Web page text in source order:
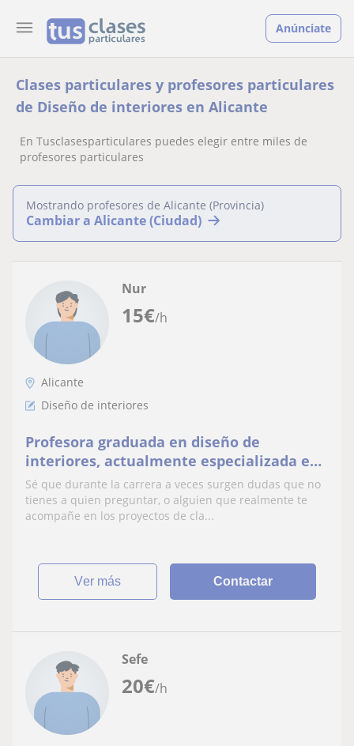
Anúnciate
Clases particulares y profesores particulares
de Diseño de interiores en Alicante
En Tusclasesparticulares puedes elegir entre miles de
profesores particulares
Mostrando profesores de Alicante (Provincia)
Cambiar a Alicante (Ciudad)
15€/h
Nur
Alicante
Diseño de interiores
Profesora graduada en diseño de
interiores, actualmente especializada en
diseño de cocinas
Sé que durante la carrera a veces surgen dudas que no
tienes a quien preguntar, o alguien que realmente te
acompañe en los proyectos de cla...
ver más Contactar
20€/h
Sefe